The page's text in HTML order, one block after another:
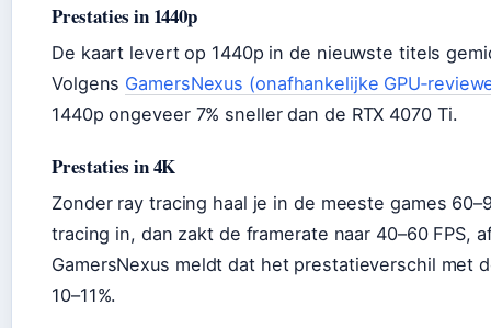
Prestaties in 1440p
De kaart levert op 1440p in de nieuwste titels
Volgens GamersNexus (onafhankelijke
1440p ongeveer 7% sneller dan de RTX 4070 Ti.
Prestaties in 4K
Zonder ray tracing haal je in de meeste games
tracing in, dan zakt de framerate naar 40–60 FPS,
GamersNexus meldt dat het prestatieverschil met
10–11%.